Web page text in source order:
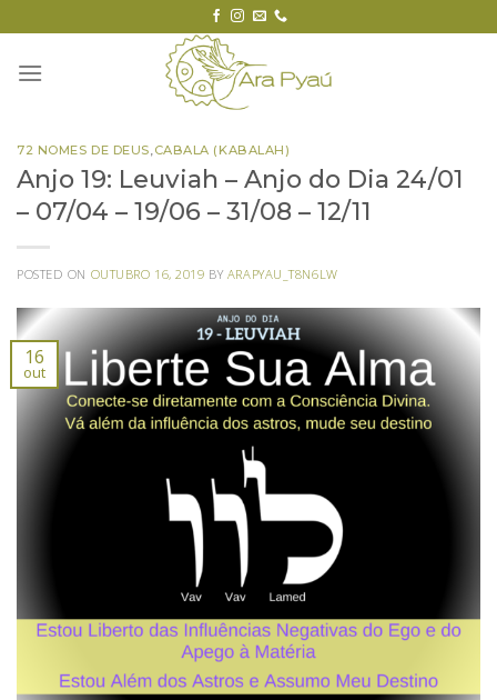
to
content
72 NOMES DE DEUS,CABALA (KABALAH)
Anjo 19: Leuviah – Anjo do Dia 24/01
– 07/04 – 19/06 – 31/08 – 12/11
POSTED ON OUTUBRO 16, 2019 BY ARAPYAU_T8N6LW
16
out